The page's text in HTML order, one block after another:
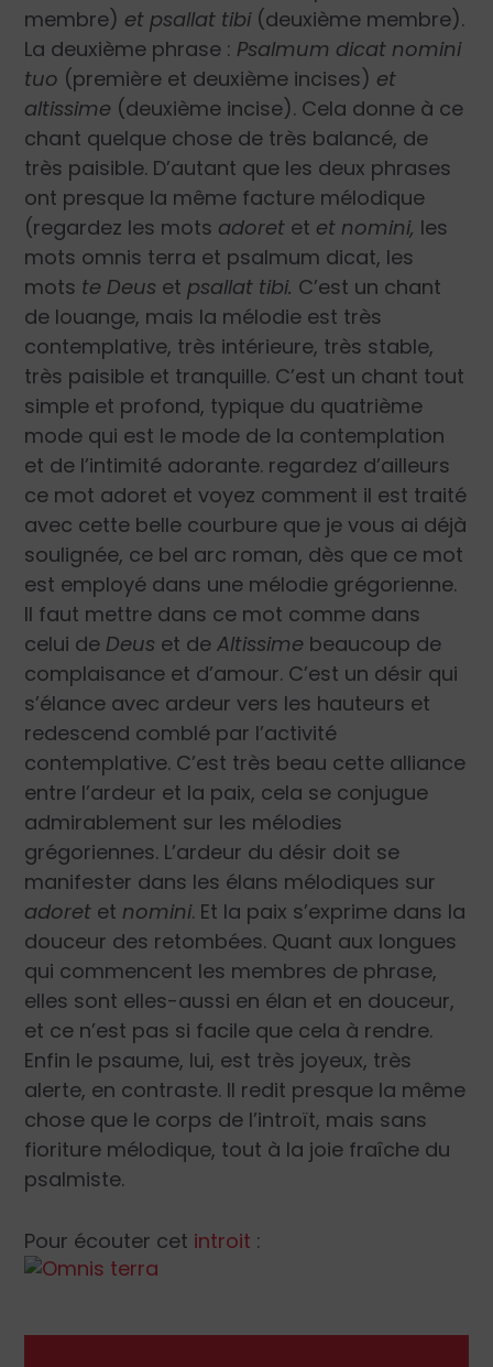
membre) et psallat tibi (deuxième membre).
La deuxième phrase : Psalmum dicat nomini
tuo (première et deuxième incises) et
altissime (deuxième incise). Cela donne à ce
chant quelque chose de très balancé, de
très paisible. D’autant que les deux phrases
ont presque la même facture mélodique
(regardez les mots adoret et et nomini, les
mots omnis terra et psalmum dicat, les
mots te Deus etpsallat tibi. C’est un chant
de louange, mais la mélodie est très
contemplative, très intérieure, très stable,
très paisible et tranquille. C’est un chant tout
simple et profond, typique du quatrième
mode qui est le mode de la contemplation
et de l’intimité adorante. regardez d’ailleurs
ce mot adoret et voyez comment il est traité
avec cette belle courbure que je vous ai déjà
soulignée, ce bel arc roman, dès que ce mot
est employé dans une mélodie grégorienne.
Il faut mettre dans ce mot comme dans
celui de Deus et deAltissime beaucoup de
complaisance et d’amour. C’est un désir qui
s’élance avec ardeur vers les hauteurs et
redescend comblé par l’activité
contemplative. C’est très beau cette alliance
entre l’ardeur et la paix, cela se conjugue
admirablement sur les mélodies
grégoriennes. L’ardeur du désir doit se
manifester dans les élans mélodiques sur
adoret et nomini. Et la paix s’exprime dans la
douceur des retombées. Quant aux longues
qui commencent les membres de phrase,
elles sont elles-aussi en élan et en douceur,
et ce n’est pas si facile que cela à rendre.
Enfin le psaume, lui, est très joyeux, très
alerte, en contraste. Il redit presque la même
chose que le corps de l’introït, mais sans
fioriture mélodique, tout à la joie fraîche du
psalmiste.
Pour écouter cet introit :